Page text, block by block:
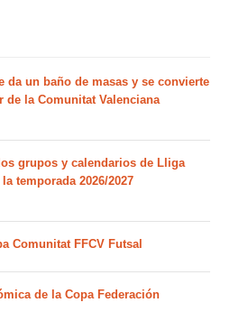
da un baño de masas y se convierte
de la Comunitat Valenciana
grupos y calendarios de Lliga
temporada 2026/2027
Comunitat FFCV Futsal
de la Copa Federación